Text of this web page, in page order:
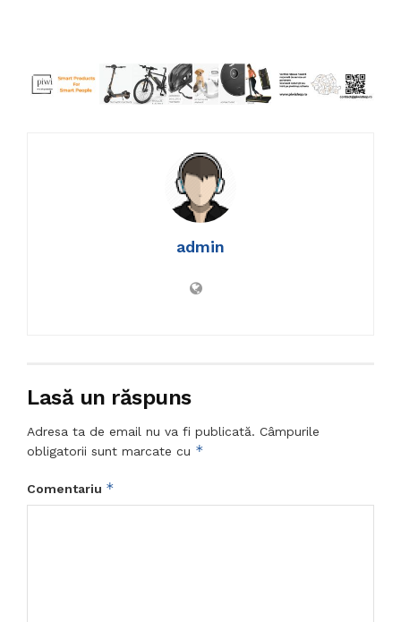
admin
Lasă un răspuns
Adresa ta de email nu va fi publicată. Câmpurile
obligatorii sunt marcate cu *
Comentariu *